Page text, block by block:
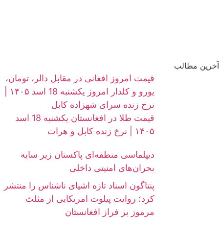
آخرین مطالب
قیمت امروز افغانی در مقابل دالر، تومان،
نرخ زنده سرای شهزاده کابل
قیمت طلا در افغانستان یکشنبه 18 اسد
۱۴۰۵ | نرخ زنده کابل و هرات
دیپلماسی منطقه‌ای پاکستان زیر سایه
بحران‌های امنیتی داخلی
پنتاگون اسناد تازه اشیای ناشناس را منتشر
کرد؛ روایت پیلوت امریکایی از مثلث
مرموز بر فراز افغانستان